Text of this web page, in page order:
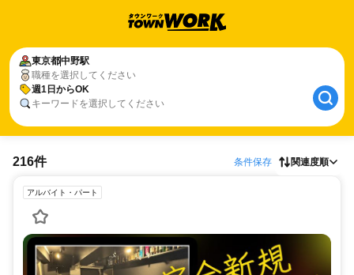
東京都中野駅
職種を選択してください
週1日からOK
キーワードを選択してください
216件 条件保存 関連度順
アルバイト・パート